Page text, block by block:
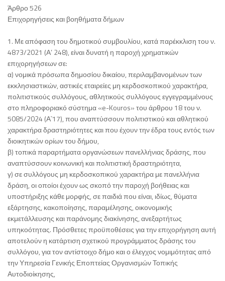
Άρθρο 526
Επιχορηγήσεις και βοηθήματα δήμων
1. Με απόφαση του δημοτικού συμβουλίου, κατά παρέκκλιση του ν.
4873/2021 (Α’ 248), είναι δυνατή η παροχή χρηματικών
επιχορηγήσεων σε:
α) νομικά πρόσωπα δημοσίου δικαίου, περιλαμβανομένων των
εκκλησιαστικών, αστικές εταιρείες μη κερδοσκοπικού χαρακτήρα,
πολιτιστικούς συλλόγους, αθλητικούς συλλόγους εγγεγραμμένους
στο πληροφοριακό σύστημα «e-Kouros» του άρθρου 18 του ν.
5085/2024 (Α`17), που αναπτύσσουν πολιτιστικού και αθλητικού
χαρακτήρα δραστηριότητες και που έχουν την έδρα τους εντός των
διοικητικών ορίων του δήμου,
β) τοπικά παραρτήματα οργανώσεων πανελλήνιας δράσης, που
αναπτύσσουν κοινωνική και πολιτιστική δραστηριότητα,
γ) σε συλλόγους μη κερδοσκοπικού χαρακτήρα με πανελλήνια
δράση, οι οποίοι έχουν ως σκοπό την παροχή βοήθειας και
υποστήριξης κάθε μορφής, σε παιδιά που είναι, ιδίως, θύματα
εξάρτησης, κακοποίησης, παραμέλησης, οικονομικής
εκμετάλλευσης και παράνομης διακίνησης, ανεξαρτήτως
υπηκοότητας. Πρόσθετες προϋποθέσεις για την επιχορήγηση αυτή
αποτελούν η κατάρτιση σχετικού προγράμματος δράσης του
συλλόγου, για τον αντίστοιχο δήμο και ο έλεγχος νομιμότητας από
την Υπηρεσία Γενικής Εποπτείας Οργανισμών Τοπικής
Αυτοδιοίκησης,